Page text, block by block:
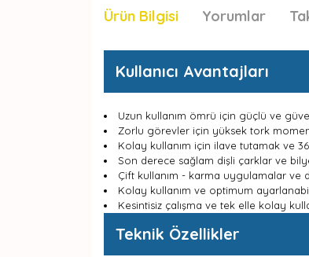
Ürün Bilgisi Yorumlar
Kullanıcı Avantajları
Uzun kullanım ömrü için güçlü ve
Zorlu görevler için yüksek tork
Kolay kullanım için ilave tutamak ve
Son derece sağlam dişli çarklar ve
Çift kullanım - karma uygulamalar
Kolay kullanım ve optimum
Kesintisiz çalışma ve tek elle kolay
Teknik Özellikler